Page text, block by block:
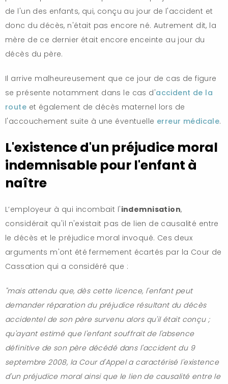
de l'un des enfants, qui, conçu au jour de l'accident et
donc du décès, n'était pas encore né. Autrement dit, la
mère de ce dernier était encore enceinte au jour du
décès du père.
Il arrive malheureusement que ce jour de cas de figure
se présente notamment dans le cas d'accident de la
route et également de décès maternel lors de
l'accouchement suite à une éventuelle erreur médicale.
L'existence d'un préjudice moral
indemnisable pour l'enfant à
naître
L’employeur à qui incombait l'indemnisation,
considérait qu'il n'existait pas de lien de causalité entre
le décès et le préjudice moral invoqué. Ces deux
arguments m'ont été fermement écartés par la Cour de
Cassation qui a considéré que :
"mais attendu que, dès cette licence, l'enfant peut
demander réparation du préjudice résultant du décès
accidentel de son père survenu alors qu'il était conçu ;
qu'ayant estimé que l'enfant souffrait de l'absence
définitive de son père décédé dans l'accident du 9
septembre 2008, la Cour d'Appel a caractérisé l'existence
d'un préjudice moral ainsi que le lien de causalité entre le